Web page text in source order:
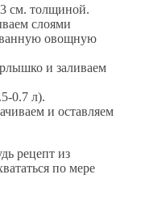
см. толщиной.
слоями
овощную
и заливаем
0.7 л).
и оставляем
рецепт из
по мере